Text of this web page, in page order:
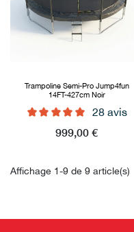
Trampoline Semi-Pro Jump4fun
14FT-427cm Noir
28 avis
Prix
999,00 €
Affichage 1-9 de 9 article(s)